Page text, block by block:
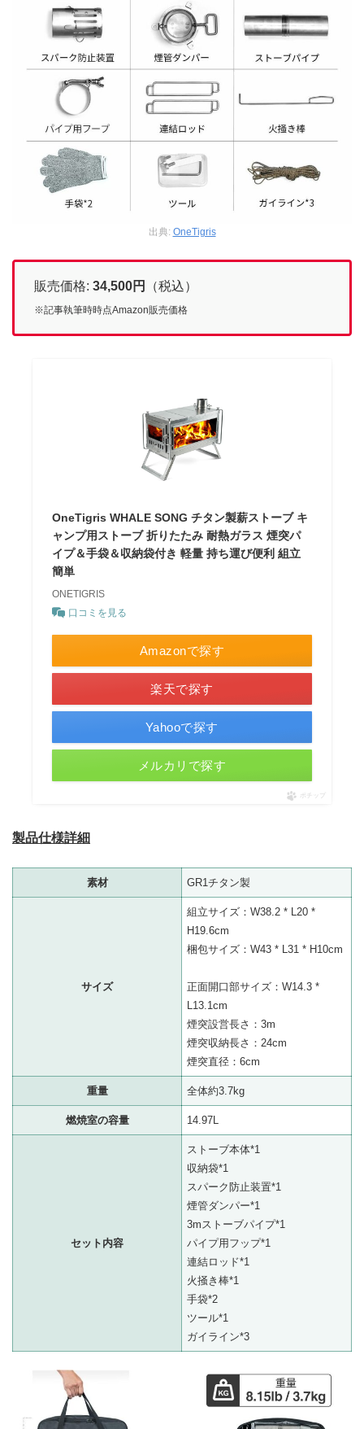
出典: OneTigris
販売価格: 34,500円 （税込）
※記事執筆時時点Amazon販売価格
OneTigris WHALE SONG チタン製薪ストーブ キ
ャンプ用ストーブ 折りたたみ 耐熱ガラス 煙突パ
イプ＆手袋＆収納袋付き 軽量 持ち運び便利 組立
簡単
ONETIGRIS
口コミを見る
Amazonで探す
楽天で探す
Yahooで探す
メルカリで探す
ポチップ
製品仕様詳細
素材 GR1チタン製
サイズ
組立サイズ：W38.2 * L20 *
H19.6cm
梱包サイズ：W43 * L31 * H10cm
正面開口部サイズ：W14.3 *
L13.1cm
煙突設営長さ：3m
煙突収納長さ：24cm
煙突直径：6cm
重量 全体約3.7kg
燃焼室の容量 14.97L
セット内容
ストーブ本体*1
収納袋*1
スパーク防止装置*1
煙管ダンパー*1
3mストーブパイプ*1
パイプ用フップ*1
連結ロッド*1
火掻き棒*1
手袋*2
ツール*1
ガイライン*3